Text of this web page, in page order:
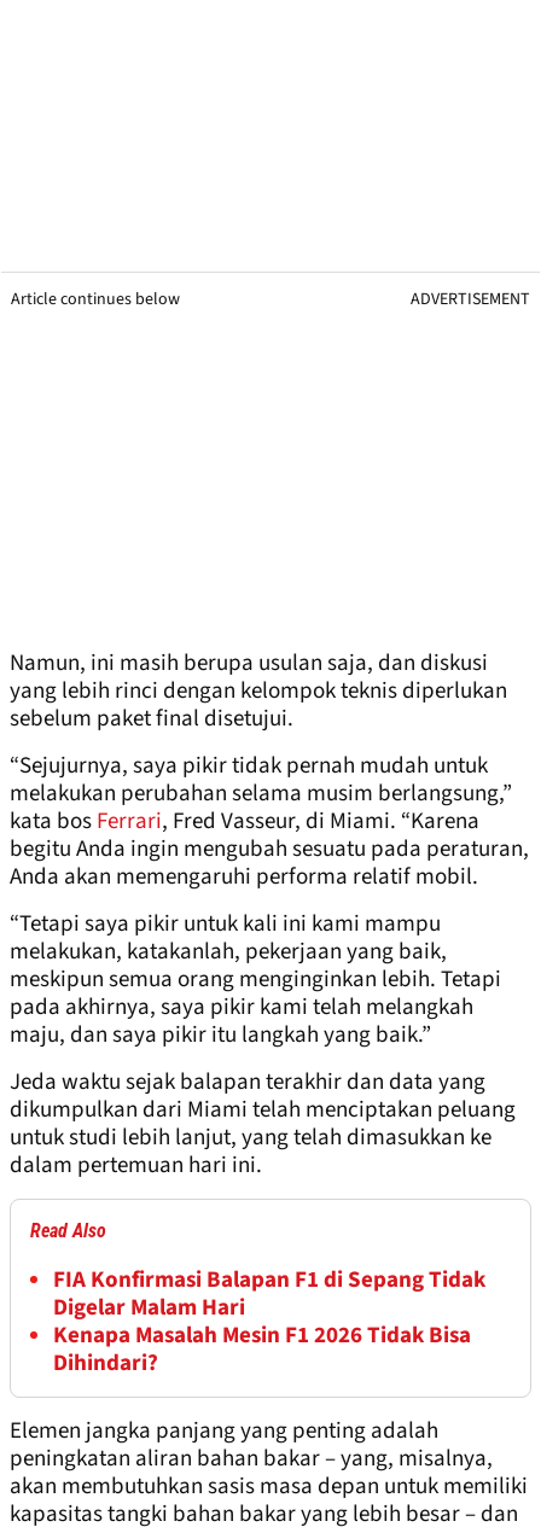
Article continues below ADVERTISEMENT
Namun, ini masih berupa usulan saja, dan diskusi
yang lebih rinci dengan kelompok teknis diperlukan
sebelum paket final disetujui.
“Sejujurnya, saya pikir tidak pernah mudah untuk
melakukan perubahan selama musim berlangsung,”
kata bosFerrari, Fred Vasseur, di Miami. “Karena
begitu Anda ingin mengubah sesuatu pada peraturan,
Anda akan memengaruhi performa relatif mobil.
“Tetapi saya pikir untuk kali ini kami mampu
melakukan, katakanlah, pekerjaan yang baik,
meskipun semua orang menginginkan lebih. Tetapi
pada akhirnya, saya pikir kami telah melangkah
maju, dan saya pikir itu langkah yang baik.”
Jeda waktu sejak balapan terakhir dan data yang
dikumpulkan dari Miami telah menciptakan peluang
untuk studi lebih lanjut, yang telah dimasukkan ke
dalam pertemuan hari ini.
Read Also
FIA Konfirmasi Balapan F1 di Sepang Tidak
Digelar Malam Hari
Kenapa Masalah Mesin F1 2026 Tidak Bisa
Dihindari?
Elemen jangka panjang yang penting adalah
peningkatan aliran bahan bakar – yang, misalnya,
akan membutuhkan sasis masa depan untuk memiliki
kapasitas tangki bahan bakar yang lebih besar – dan